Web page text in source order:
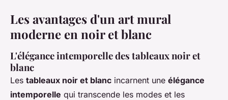
Les avantages d'un art mural
moderne en noir et blanc
L'élégance intemporelle des tableaux noir et
blanc
Les tableaux noir et blanc incarnent une élégance
intemporelle qui transcende les modes et les